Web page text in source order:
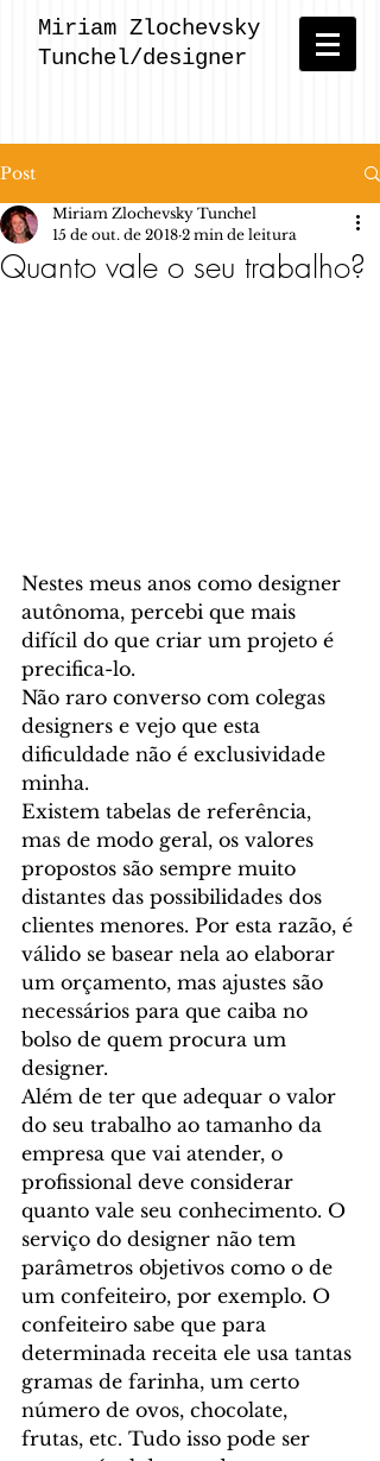
Miriam Zlochevsky
Tunchel/designer
Post
Quanto vale o seu trabalho?
Miriam Zlochevsky Tunchel
15 de out. de 2018 2 min de leitura
Nestes meus anos como designer
autônoma, percebi que mais
difícil do que criar um projeto é
precifica-lo.
Não raro converso com colegas
designers e vejo que esta
dificuldade não é exclusividade
minha.
Existem tabelas de referência,
mas de modo geral, os valores
propostos são sempre muito
distantes das possibilidades dos
clientes menores. Por esta razão, é
válido se basear nela ao elaborar
um orçamento, mas ajustes são
necessários para que caiba no
bolso de quem procura um
designer.
Além de ter que adequar o valor
do seu trabalho ao tamanho da
empresa que vai atender, o
profissional deve considerar
quanto vale seu conhecimento. O
serviço do designer não tem
parâmetros objetivos como o de
um confeiteiro, por exemplo. O
confeiteiro sabe que para
determinada receita ele usa tantas
gramas de farinha, um certo
número de ovos, chocolate,
frutas, etc. Tudo isso pode ser